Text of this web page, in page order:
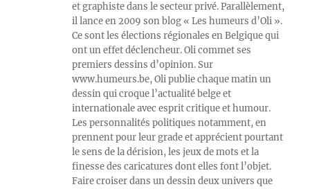
et graphiste dans le secteur privé. Parallèlement,
il lance en 2009 son blog « Les humeurs d’Oli ».
Ce sont les élections régionales en Belgique qui
ont un effet déclencheur. Oli commet ses
premiers dessins d’opinion. Sur
www.humeurs.be, Oli publie chaque matin un
dessin qui croque l’actualité belge et
internationale avec esprit critique et humour.
Les personnalités politiques notamment, en
prennent pour leur grade et apprécient pourtant
le sens de la dérision, les jeux de mots et la
finesse des caricatures dont elles font l’objet.
Faire croiser dans un dessin deux univers que